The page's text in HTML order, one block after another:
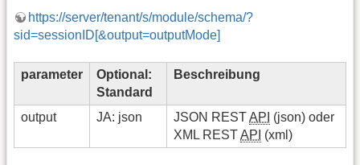
https://server/tenant/s/module/schema/?
sid=sessionID[&output=outputMode]
parameter
Optional:
Standard
Beschreibung
output JA: json JSON RESTAPI (json) oder
XML RESTAPI (xml)